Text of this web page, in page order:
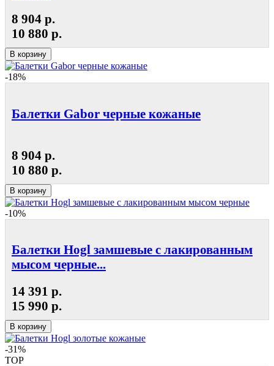
8 904 р.
10 880 р.
В корзину
-18%
Балетки Gabor черные кожаные
8 904 р.
10 880 р.
В корзину
-10%
Балетки Hogl замшевые с лакированным
мысом черные...
14 391 р.
15 990 р.
В корзину
-31%
TOP